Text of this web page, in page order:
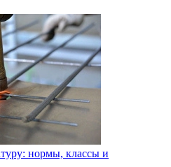
нормы, классы и